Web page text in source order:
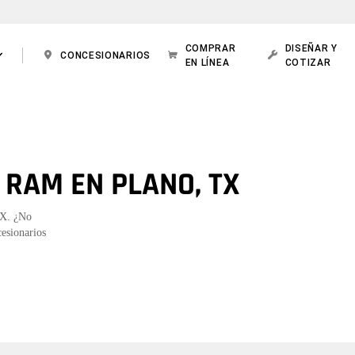
CONCESIONARIOS
COMPRAR
EN LÍNEA
DISEÑAR Y
COTIZAR
EN PLANO, TX
¿No